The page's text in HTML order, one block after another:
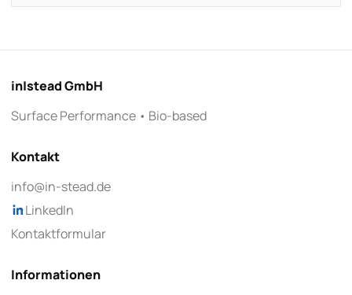
in|stead GmbH
Surface Performance • Bio-based
Kontakt
info@in-stead.de
LinkedIn
Kontaktformular
Informationen